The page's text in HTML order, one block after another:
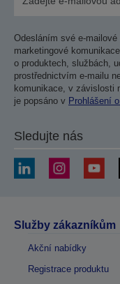
Odesláním své e-
marketingové
o produktech, službách,
prostřednictvím e-mailu
komunikace, v závislosti
je popsáno v Prohlášení
Sledujte nás
Služby zákazníkům
Akční nabídky
Registrace produktu